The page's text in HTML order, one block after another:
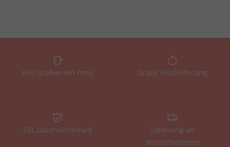
Alle Größen ein Preis Gratis Filiallieferung
SSL Datensicherheit
Lieferung an
Wunschadresse